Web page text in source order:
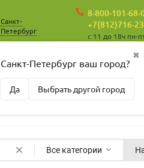
Санкт-
Петербург
✖
Санкт-Петербург ваш город?
Да Выбрать другой город
8-800-101-68-
+7(812)716-
c 11 до 18ч пн-
Пусто
Все категории